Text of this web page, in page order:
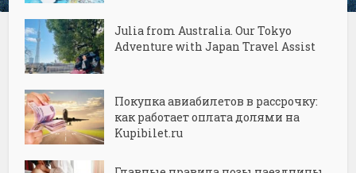
Julia from Australia. Our Tokyo
Adventure with Japan Travel Assist
Покупка авиабилетов в рассрочку:
как работает оплата долями на
Kupibilet.ru